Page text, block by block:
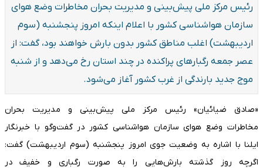
‎رئیس مرکز ملی پیش‌بینی و مدیریت بحران مخاطرات وضع هوای
سازمان هواشناسی کشور با اعلام اینکه امروز پنجشنبه (سوم
اردیبهشت) اغلب مناطق کشور بدون بارش خواهند بود، گفت: از
عصر جمعه رگبارهای پراکنده در چند استان رخ می‌دهد و از شنبه
موج جدید بارندگی از غرب کشور آغاز می‌شود.
«صادق ضیائیان» رئیس مرکز ملی پیش‌بینی و مدیریت بحران
مخاطرات وضع هوای سازمان هواشناسی کشور در گفت‌وگو با خبرنگار
ایلنا با اشاره به وضعیت جوی امروز پنجشنبه (سوم اردیبهشت) گفت:
اگرچه روز گذشته بارش‌هایی را به صورت رگباری و خفیف در